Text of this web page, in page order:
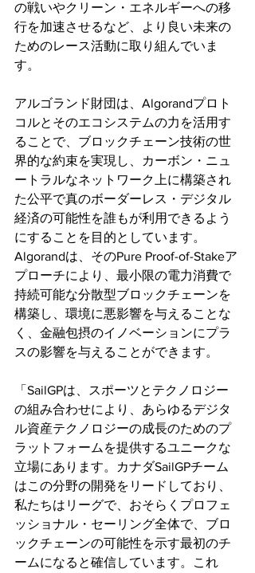
の戦いやクリーン・エネルギーへの移
行を加速させるなど、より良い未来の
ためのレース活動に取り組んでいま
す。
アルゴランド財団は、Algorandプロト
コルとそのエコシステムの力を活用す
ることで、ブロックチェーン技術の世
界的な約束を実現し、カーボン・ニュ
ートラルなネットワーク上に構築され
た公平で真のボーダーレス・デジタル
経済の可能性を誰もが利用できるよう
にすることを目的としています。
Algorandは、そのPure Proof-of-Stakeア
プローチにより、最小限の電力消費で
持続可能な分散型ブロックチェーンを
構築し、環境に悪影響を与えることな
く、金融包摂のイノベーションにプラ
スの影響を与えることができます。
「SailGPは、スポーツとテクノロジー
の組み合わせにより、あらゆるデジタ
ル資産テクノロジーの成長のためのプ
ラットフォームを提供するユニークな
立場にあります。カナダSailGPチーム
はこの分野の開発をリードしており、
私たちはリーグで、おそらくプロフェ
ッショナル・セーリング全体で、ブロ
ックチェーンの可能性を示す最初のチ
ームになると確信しています。これ